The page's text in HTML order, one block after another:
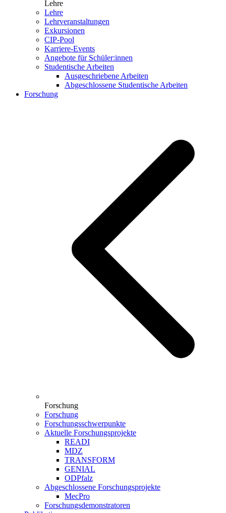
Lehre
Lehre
Lehrveranstaltungen
Exkursionen
CIP-Pool
Karriere-Events
Angebote für Schüler:innen
Studentische Arbeiten
Ausgeschriebene Arbeiten
Abgeschlossene Studentische Arbeiten
Forschung
Forschung
Forschung
Forschungsschwerpunkte
Aktuelle Forschungsprojekte
READI
MDZ
TRANSFORM
GENIAL
ODPfalz
Abgeschlossene Forschungsprojekte
MecPro
Forschungsdemonstratoren